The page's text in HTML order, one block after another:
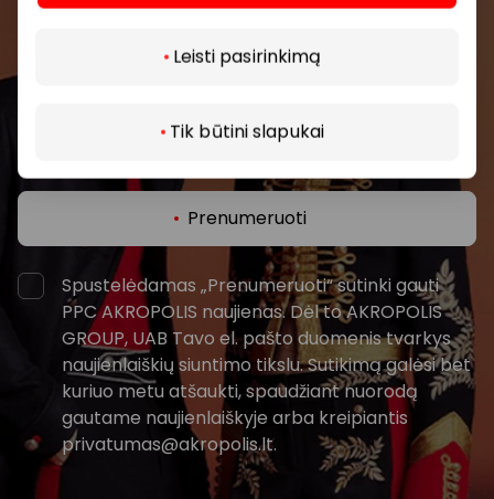
Leisti pasirinkimą
Tik būtini slapukai
prekybos centro.
Prenumeruoti
Spustelėdamas „Prenumeruoti“ sutinki gauti
PPC AKROPOLIS naujienas. Dėl to AKROPOLIS
GROUP, UAB Tavo el. pašto duomenis tvarkys
naujienlaiškių siuntimo tikslu. Sutikimą galėsi bet
kuriuo metu atšaukti, spaudžiant nuorodą
gautame naujienlaiškyje arba kreipiantis
privatumas@akropolis.lt.
Daugiau